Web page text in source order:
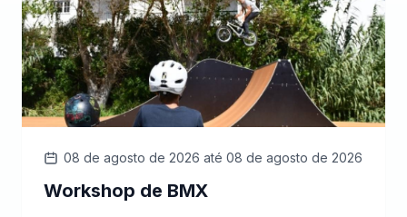
08 de agosto de 2026 até 08 de agosto de 2026
Workshop de BMX